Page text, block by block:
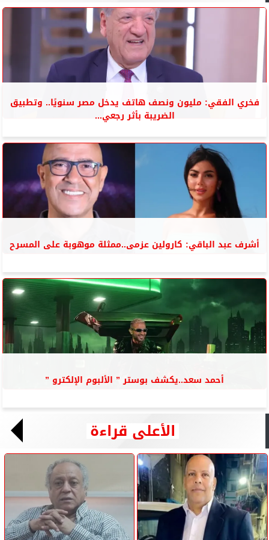
فخري الفقي: مليون ونصف هاتف يدخل مصر سنويًا.. وتطبيق
الضريبة بأثر رجعي...
أشرف عبد الباقي: كارولين عزمى..ممثلة موهوبة على المسرح
أحمد سعد..يكشف بوستر ” الألبوم الإلكترو ”
الأعلى قراءة